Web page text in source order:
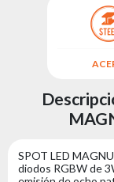
SPOT LED
diodos RGBW de